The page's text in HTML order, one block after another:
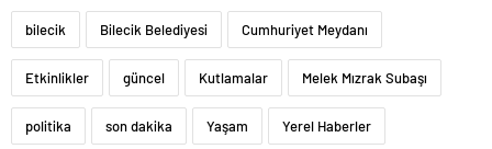
bilecik Bilecik Belediyesi Cumhuriyet Meydanı
Etkinlikler güncel Kutlamalar Melek Mızrak Subaşı
politika son dakika Yaşam Yerel Haberler